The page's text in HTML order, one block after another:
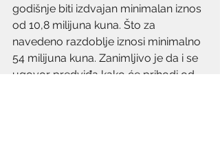
godišnje biti izdvajan minimalan iznos
od 10,8 milijuna kuna. Što za
navedeno razdoblje iznosi minimalno
54 milijuna kuna. Zanimljivo je da i se
ugovor predviđa kako će prihodi od